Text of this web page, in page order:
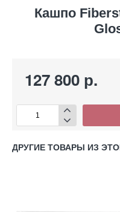
Кашпо
127 800 р.
ДРУГИЕ ТОВАРЫ ИЗ